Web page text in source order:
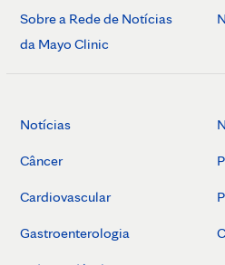
Sobre a Rede de Notícias
da Mayo Clinic
Notícias
Câncer
Cardiovascular
Gastroenterologia